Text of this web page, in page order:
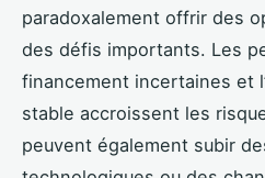
paradoxalement offrir des
des défis importants. Les
financement incertaines et
stable accroissent les
peuvent également subir